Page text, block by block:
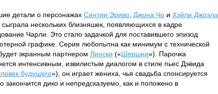
детали о персонажах Синтии Эриво Джона Чо и Хэйли Джоэла
нескольких близняшек, появляющихся в кадре
Чарли. Это стало задачкой для поставившего эпизод
графике. Серия любопытна как минимум с технической
экранным партнером Лински («Шершни»). Парочка
интенсивным, извилистым диалогом в стиле пьес Дэвида
будущего»), он играет жениха, чья свадьба спонсируется
закончится дико и непредсказуемо, как и положено в